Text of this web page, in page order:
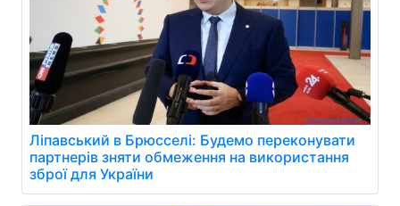
Ліпавський в Брюсселі: Будемо переконувати
партнерів зняти обмеження на використання
зброї для України